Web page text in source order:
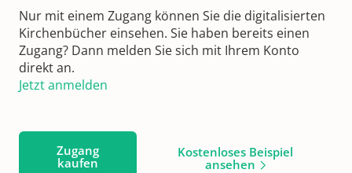
Nur mit einem Zugang können Sie die digitalisierten
Kirchenbücher einsehen. Sie haben bereits einen
Zugang? Dann melden Sie sich mit Ihrem Konto
direkt an.
Jetzt anmelden
Zugang
kaufen
Kostenloses Beispiel
ansehen